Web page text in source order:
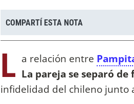
COMPARTÍ ESTA NOTA
L a relación entre
La pareja se separó de
infidelidad del chileno junto